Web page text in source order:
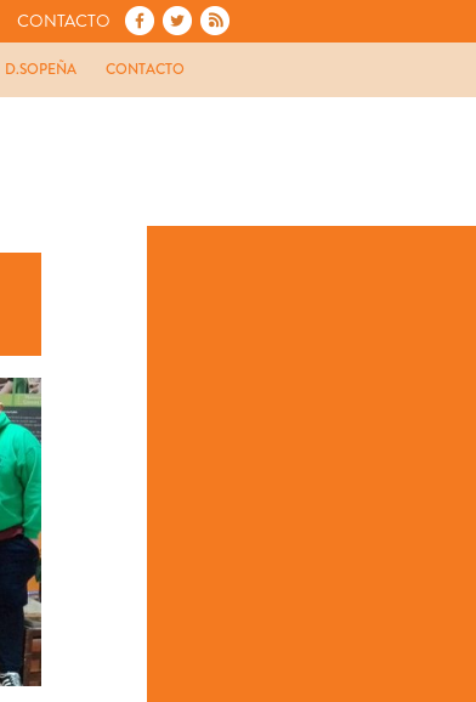
CONTACTO
D.SOPEÑA CONTACTO